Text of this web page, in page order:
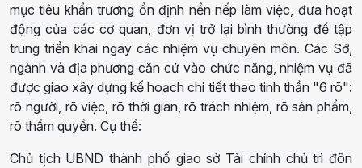
mục tiêu khẩn trương ổn định nền nếp làm việc, đưa hoạt
động của các cơ quan, đơn vị trở lại bình thường để tập
trung triển khai ngay các nhiệm vụ chuyên môn. Các Sở,
ngành và địa phương căn cứ vào chức năng, nhiệm vụ đã
được giao xây dựng kế hoạch chi tiết theo tinh thần "6 rõ":
rõ người, rõ việc, rõ thời gian, rõ trách nhiệm, rõ sản phẩm,
rõ thẩm quyền. Cụ thể:
Chủ tịch UBND thành phố giao sở Tài chính chủ trì đôn